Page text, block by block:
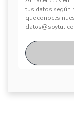
tus datos según
que conoces